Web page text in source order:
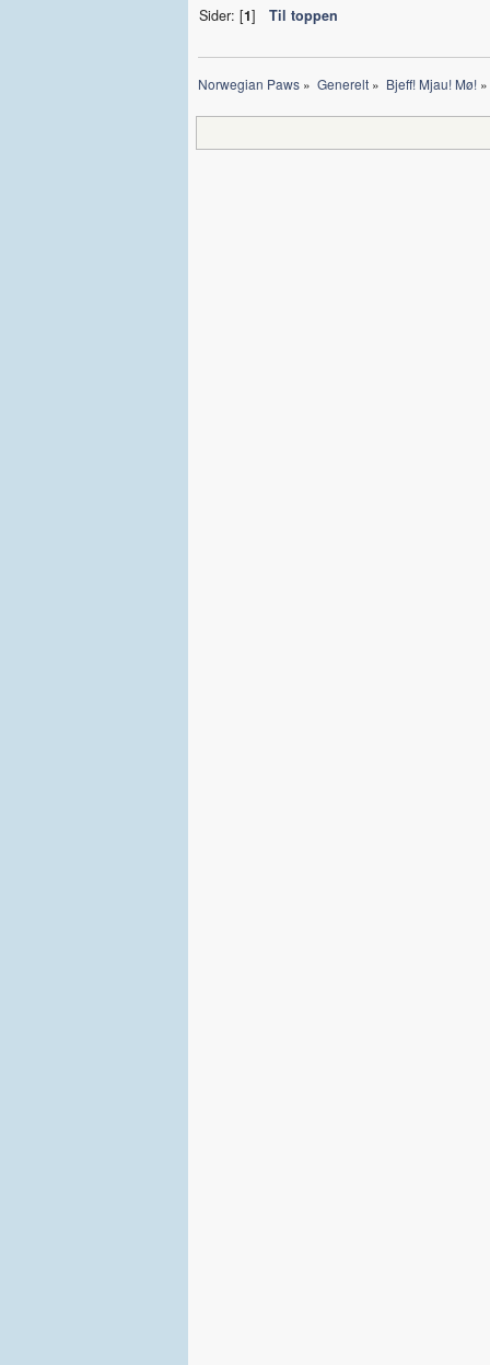
Sider: [1] Til toppen
Norwegian Paws » Generelt» Bjeff! Mjau! Mø!»